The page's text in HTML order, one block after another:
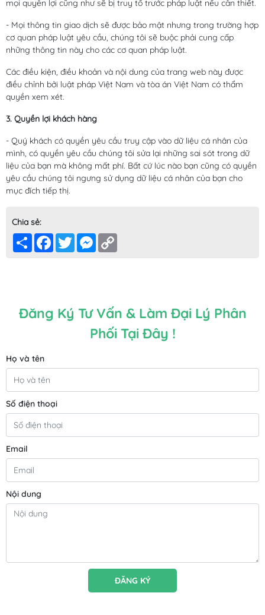
mọi quyền lợi cũng như sẽ bị truy tố trước pháp luật nếu cần thiết.
- Mọi thông tin giao dịch sẽ được bảo mật nhưng trong trường hợp
cơ quan pháp luật yêu cầu, chúng tôi sẽ buộc phải cung cấp
những thông tin này cho các cơ quan pháp luật.
Các điều kiện, điều khoản và nội dung của trang web này được
điều chỉnh bởi luật pháp Việt Nam và tòa án Việt Nam có thẩm
quyền xem xét.
3. Quyền lợi khách hàng
- Quý khách có quyền yêu cầu truy cập vào dữ liệu cá nhân của
mình, có quyền yêu cầu chúng tôi sửa lại những sai sót trong dữ
liệu của bạn mà không mất phí. Bất cứ lúc nào bạn cũng có quyền
yêu cầu chúng tôi ngưng sử dụng dữ liệu cá nhân của bạn cho
mục đích tiếp thị.
Chia sẻ:
Share Facebook
TwitterMessenger
Đăng Ký Tư Vấn & Làm Đại Lý Phân
Phối Tại Đây !
Họ và tên
Số điện thoại
Email
Nội dung